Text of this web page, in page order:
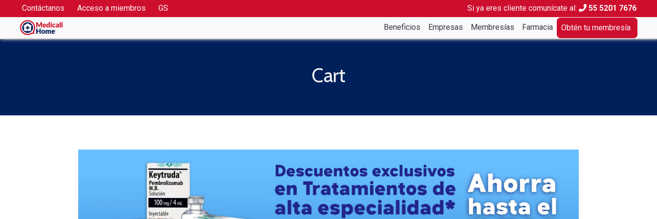
Contáctanos Acceso a miembros GS Si ya eres cliente comunícate al: 55 5201 7676
Beneficios Empresas Membresías Farmacia Obtén tu membresía
Cart